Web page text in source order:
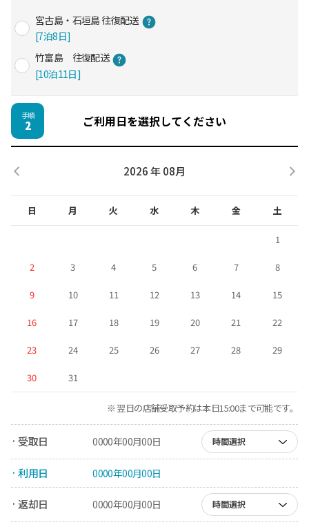
宮古島・石垣島 往復配送
[7泊8日]
竹富島 往復配送
[10泊11日]
手順
2 ご利用日を選択してください
2026 年 08月
日 月 火 水 木 金 土
1
2 3 4 5 6 7 8
9 10 11 12 13 14 15
16 17 18 19 20 21 22
23 24 25 26 27 28 29
30 31
※ 翌日の店舗受取予約は本日15:00まで可能です。
· 受取日 0000年00月00日 時間選択
· 利用日 0000年00月00日
· 返却日 0000年00月00日 時間選択